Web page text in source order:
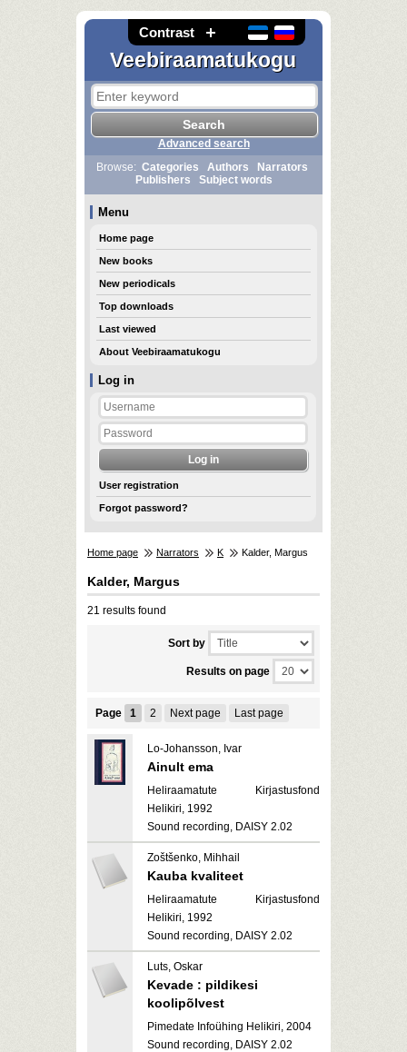
Contrast
Veebiraamatukogu
Log in
User registration
Forgot password?
Advanced search
Browse: Categories Authors
Narrators
Publishers
Subject words
Menu
Home page
New books
New periodicals
Top downloads
Last viewed
About Veebiraamatukogu
Home page Narrators K Kalder, Margus
Kalder, Margus
21 results found
Sort by
Results on page
Page 1 2 Next page Last page
Lo-Johansson, Ivar
Ainult ema
Heliraamatute Kirjastusfond
Helikiri, 1992
Sound recording, DAISY 2.02
Zoštšenko, Mihhail
Kauba kvaliteet
Heliraamatute Kirjastusfond
Helikiri, 1992
Sound recording, DAISY 2.02
Luts, Oskar
Kevade : pildikesi
koolipõlvest
Pimedate Infoühing Helikiri, 2004
Sound recording, DAISY 2.02